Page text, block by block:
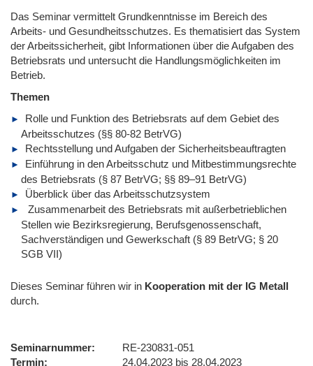
Das Seminar vermittelt Grundkenntnisse im Bereich des
Arbeits- und Gesundheitsschutzes. Es thematisiert das System
der Arbeitssicherheit, gibt Informationen über die Aufgaben des
Betriebsrats und untersucht die Handlungsmöglichkeiten im
Betrieb.
Themen
Rolle und Funktion des Betriebsrats auf dem Gebiet des
Arbeitsschutzes (§§ 80-82 BetrVG)
Rechtsstellung und Aufgaben der Sicherheitsbeauftragten
Einführung in den Arbeitsschutz und Mitbestimmungsrechte
des Betriebsrats (§ 87 BetrVG; §§ 89–91 BetrVG)
Überblick über das Arbeitsschutzsystem
Zusammenarbeit des Betriebsrats mit außerbetrieblichen
Stellen wie Bezirksregierung, Berufsgenossenschaft,
Sachverständigen und Gewerkschaft (§ 89 BetrVG; § 20
SGB VII)
Dieses Seminar führen wir in Kooperation mit der IG Metall
durch.
Seminarnummer
RE-230831-051
Termin
24.04.2023 bis 28.04.2023